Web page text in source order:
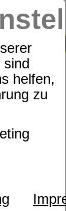
sind
helfen,
zu
SUCHE
0